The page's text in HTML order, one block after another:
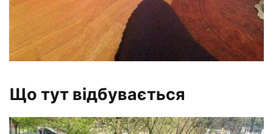
Що тут відбувається